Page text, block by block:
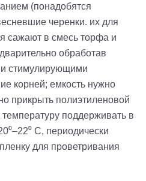
(понадобятся
черенки. их для
сажают в смесь торфа и
обработав
стимулирующими
корней; емкость нужно
прикрыть полиэтиленовой
температуру поддерживать в
С, периодически
для проветривания